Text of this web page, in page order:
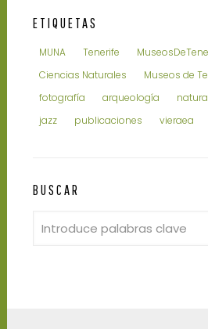
ETIQUETAS
MUNA Tenerife
Ciencias Naturales
Museos de
fotografía
arqueología
jazz
publicaciones vieraea
BUSCAR